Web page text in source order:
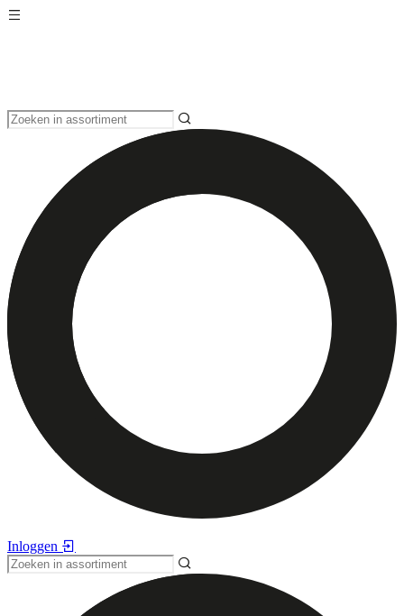
Inloggen